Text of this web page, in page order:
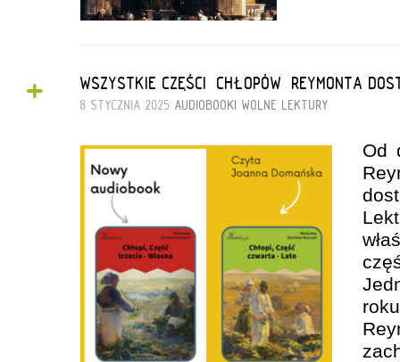
+ WSZYSTKIE CZĘŚCI „CHŁOPÓW” REYMONTA
8 STYCZNIA 2025 AUDIOBOOKI WOLNE LEKTURY
Od